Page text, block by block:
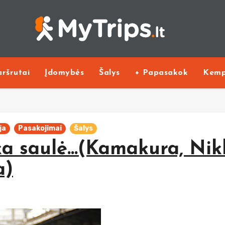
Įdomybės Šalys + Papasakok
Pasakojimai Šalys
saulė…(Kamakura,